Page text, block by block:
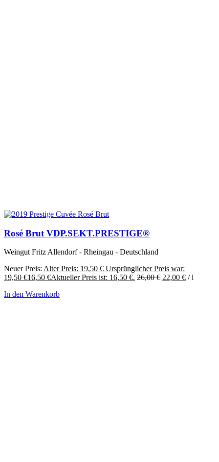
Rosé Brut VDP.SEKT.PRESTIGE®
Weingut Fritz Allendorf - Rheingau - Deutschland
Neuer Preis: Alter Preis: 19,50€ Ursprünglicher Preis war:
19,50 €16,50 €Aktueller Preis ist: 16,50 €. 26,00€ 22,00 € /l
In den Warenkorb